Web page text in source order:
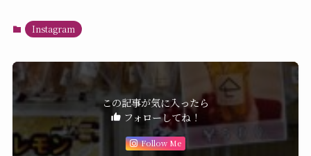
Instagram
この記事が気に入ったら
フォローしてね！
Follow Me